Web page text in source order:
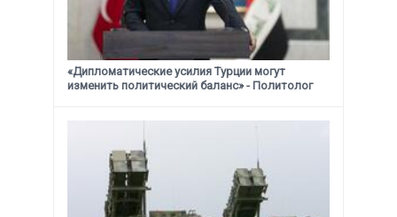
«Дипломатические усилия Турции могут
изменить политический баланс» - Политолог